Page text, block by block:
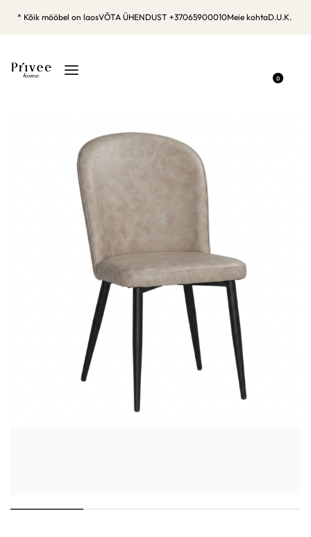
* Kõik mööbel on laosVÕTA ÜHENDUST +37065900010Meie kohtaD.U.K.
0